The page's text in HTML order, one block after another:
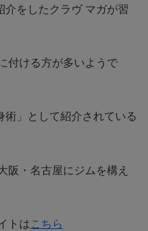
介をしたクラヴ マガが習
付ける方が多いようで
」として紹介されている
阪・名古屋にジムを構え
トはこちら